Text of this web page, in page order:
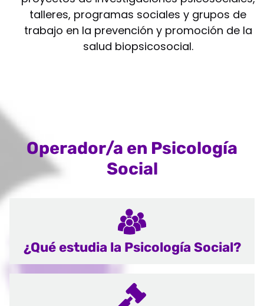
talleres, programas sociales y grupos de
trabajo en la prevención y promoción de la
salud biopsicosocial.
Operador/a en Psicología
Social
¿Qué estudia la Psicología Social?